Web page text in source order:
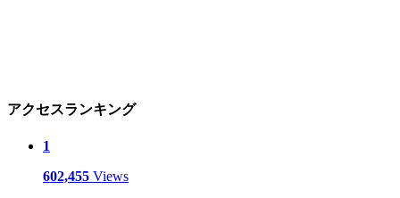
アクセスランキング
1
602,455 Views